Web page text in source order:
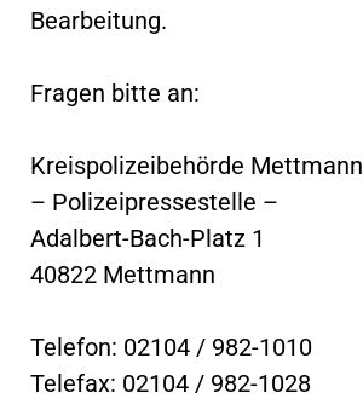
Bearbeitung.
Fragen bitte an:
Kreispolizeibehörde Mettmann
– Polizeipressestelle –
Adalbert-Bach-Platz 1
40822 Mettmann
Telefon: 02104 / 982-1010
Telefax: 02104 / 982-1028